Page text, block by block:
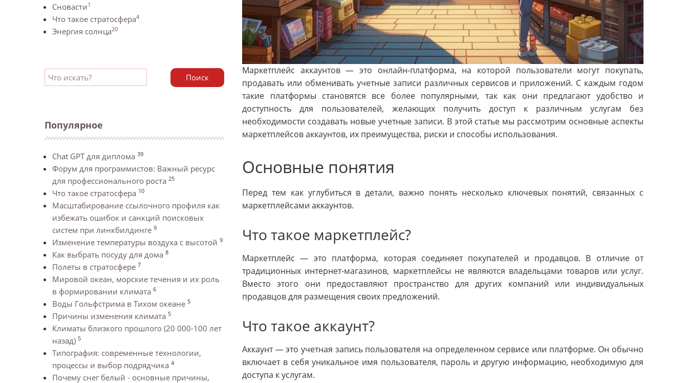
Сновасти1
Что такое стратосфера4
Энергия солнца20
Поиск
Популярное
Chat GPT для диплома 39
Форум для программистов: Важный ресурс
для профессионального роста 25
Что такое стратосфера 10
Масштабирование ссылочного профиля как
избежать ошибок и санкций поисковых
систем при линкбилдинге 9
Изменение температуры воздуха с высотой 9
Как выбрать посуду для дома 8
Полеты в стратосфере 7
Мировой океан, морские течения и их роль
в формировании климата 6
Воды Гольфстрима в Тихом океане 5
Причины изменения климата 5
Климаты близкого прошлого (20 000-100 лет
назад) 5
Типография: современные технологии,
процессы и выбор подрядчика 4
Почему снег белый - основные причины,
Маркетплейс аккаунтов — это онлайн-платформа, на которой пользователи могут покупать,
продавать или обменивать учетные записи различных сервисов и приложений. С каждым годом
такие платформы становятся все более популярными, так как они предлагают удобство и
доступность для пользователей, желающих получить доступ к различным услугам без
необходимости создавать новые учетные записи. В этой статье мы рассмотрим основные аспекты
маркетплейсов аккаунтов, их преимущества, риски и способы использования.
Основные понятия
Перед тем как углубиться в детали, важно понять несколько ключевых понятий, связанных с
маркетплейсами аккаунтов.
Что такое маркетплейс?
Маркетплейс — это платформа, которая соединяет покупателей и продавцов. В отличие от
традиционных интернет-магазинов, маркетплейсы не являются владельцами товаров или услуг.
Вместо этого они предоставляют пространство для других компаний или индивидуальных
продавцов для размещения своих предложений.
Что такое аккаунт?
Аккаунт — это учетная запись пользователя на определенном сервисе или платформе. Он обычно
включает в себя уникальное имя пользователя, пароль и другую информацию, необходимую для
доступа к услугам.